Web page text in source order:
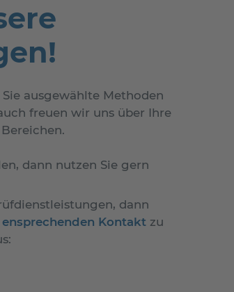
ausgewählte Methoden
freuen wir uns über Ihre
dann nutzen Sie gern
dann
Kontakt zu